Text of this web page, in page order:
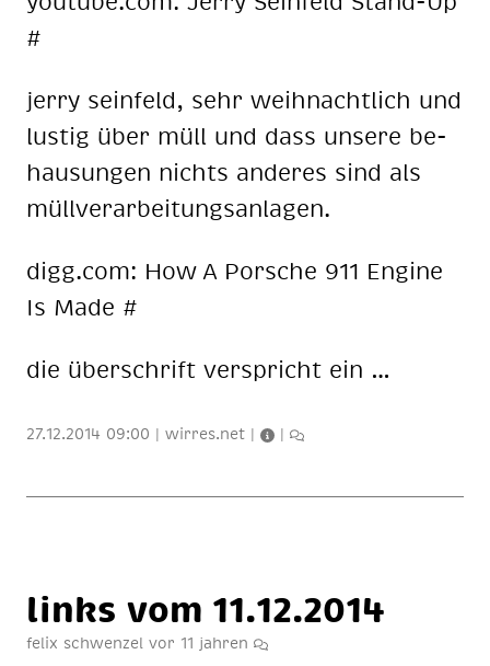
#
jer­ry sein­feld, sehr weih­nacht­lich und
lus­tig über müll und dass un­se­re be­
hau­sun­gen nichts an­de­res sind als
müll­ver­ar­bei­tungs­an­la­gen.
digg.com: How A Por­sche 911 En­gi­ne
Is Made #
die über­schrift ver­spricht ein …
27.12.2014 09:00 | wirres.net | |
links vom 11.12.2014
felix schwenzel vor 11 jahren